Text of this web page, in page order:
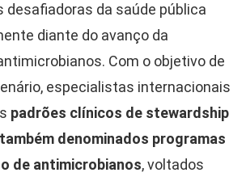
da saúde pública
diante do avanço da
Com o objetivo de
especialistas internacionais
padrões clínicos de stewardship
denominados programas
de antimicrobianos, voltados